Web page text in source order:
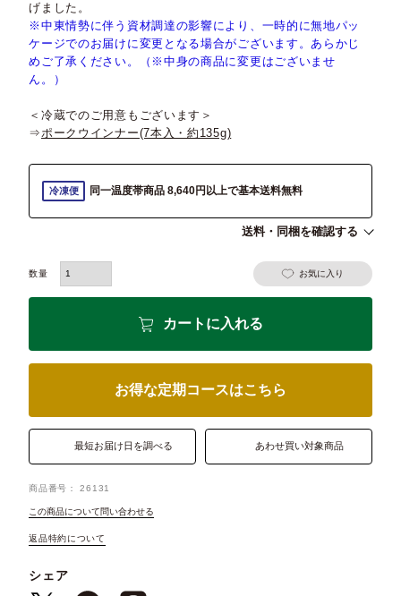
げました。
※中東情勢に伴う資材調達の影響により、一時的に無地パッ
ケージでのお届けに変更となる場合がございます。あらかじ
めご了承ください。（※中身の商品に変更はございませ
ん。）
＜冷蔵でのご用意もございます＞
⇒ポークウインナー(7本入・約135g)
冷凍便 同一温度帯商品 8,640円以上で基本送料無料
送料・同梱を確認する
お気に入り
カートに入れる
お得な定期コースはこちら
最短お届け日を調べる あわせ買い対象商品
商品番号 26131
この商品について問い合わせる
返品特約について
シェア